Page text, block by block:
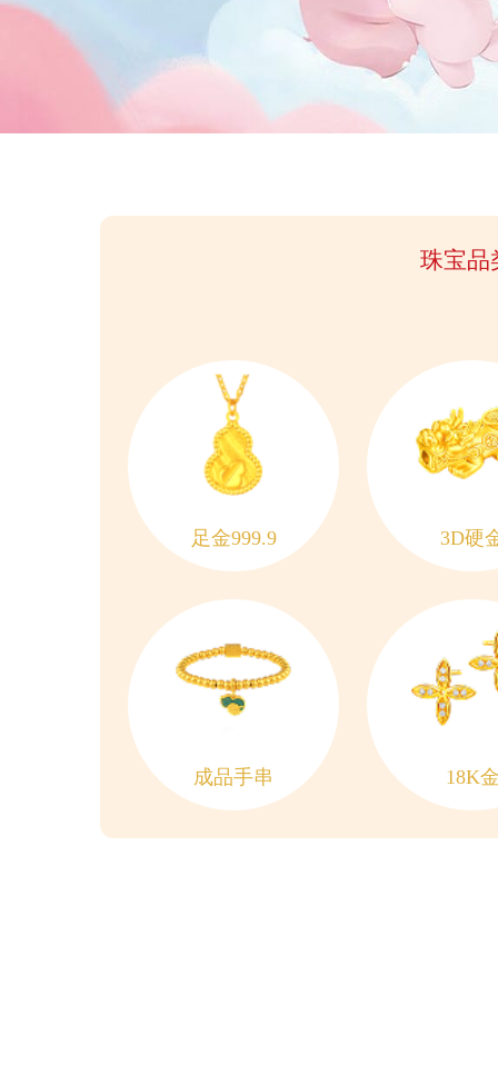
珠宝品
足金999.9 3D硬
成品手串 18K